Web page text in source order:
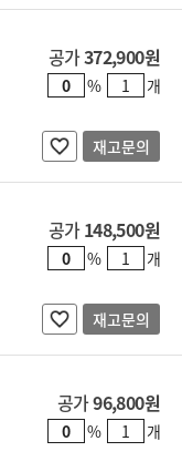
공가372,900원
% 개
재고문의
공가148,500원
% 개
재고문의
공가96,800원
% 개